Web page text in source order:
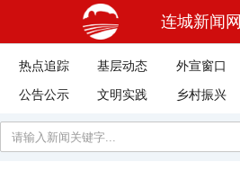
连城新闻网
热点追踪 基层动态 外宣窗口
公告公示
文明实践 乡村振兴